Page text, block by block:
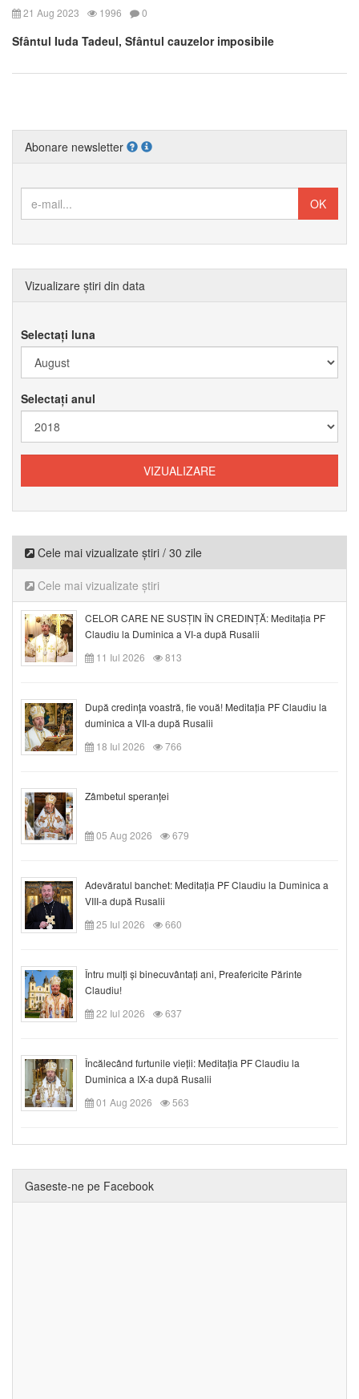
21 Aug 2023 1996 0
Sfântul Iuda Tadeul, Sfântul cauzelor imposibile
Abonare newsletter
Vizualizare știri din data
Selectați luna
Selectați anul
Cele mai vizualizate știri / 30 zile
Cele mai vizualizate știri
CELOR CARE NE SUSȚIN ÎN CREDINȚĂ: Meditația PF
Claudiu la Duminica a VI-a după Rusalii
11 Iul 2026
813
După credinţa voastră, fie vouă! Meditația PF Claudiu la
duminica a VII-a după Rusalii
18 Iul 2026
766
Zâmbetul speranței
05 Aug 2026 679
Adevăratul banchet: Meditația PF Claudiu la Duminica a
VIII-a după Rusalii
25 Iul 2026
660
Întru mulți și binecuvântați ani, Preafericite Părinte
Claudiu!
22 Iul 2026
637
Încălecând furtunile vieții: Meditația PF Claudiu la
Duminica a IX-a după Rusalii
01 Aug 2026
563
Gaseste-ne pe Facebook